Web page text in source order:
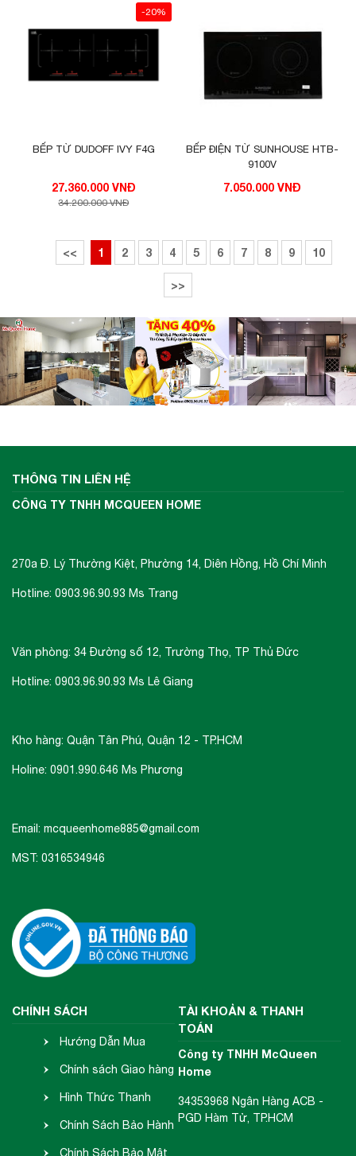
-20%
BẾP TỪ DUDOFF IVY F4G
27.360.000 VNĐ
34.200.000 VNĐ
BẾP ĐIỆN TỪ SUNHOUSE HTB-
9100V
7.050.000 VNĐ
<< 1 2 3 4 5 6 7 8 9 10
>>
THÔNG TIN LIÊN HỆ
CÔNG TY TNHH MCQUEEN HOME
270a Đ. Lý Thường Kiệt, Phường 14, Diên Hồng, Hồ Chí Minh
Hotline: 0903.96.90.93 Ms Trang
Văn phòng: 34 Đường số 12, Trường Thọ, TP Thủ Đức
Hotline: 0903.96.90.93 Ms Lê Giang
Kho hàng: Quận Tân Phú, Quận 12 - TP.HCM
Holine: 0901.990.646 Ms Phương
Email: mcqueenhome885@gmail.com
MST: 0316534946
CHÍNH SÁCH
Hướng Dẫn Mua
Hàng
Chính sách Giao hàng
- Nhận hàng
Hình Thức Thanh
Toán
Chính Sách Bảo Hành
- Đổi Trả
Chính Sách Bảo Mật
TÀI KHOẢN & THANH
TOÁN
Công ty TNHH McQueen
Home
34353968 Ngân Hàng ACB -
PGD Hàm Tử, TP.HCM